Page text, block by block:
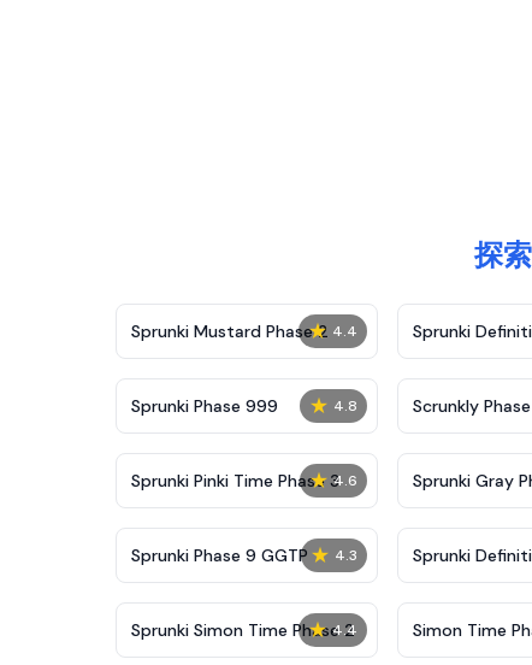
探
★ 4.4
Sprunki Mustard Phase 2 Sprunki
★ 4.8
Sprunki Phase 999 Scrunkly
★ 4.6
Sprunki Pinki Time Phase 3 Sprunki Gray
★ 4.3
Sprunki Phase 9 GGTP
Sprunki
New
★ 4.4
Sprunki Simon Time Phase 2 Simon Time